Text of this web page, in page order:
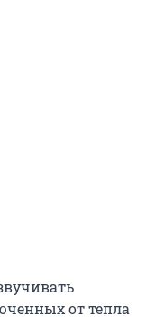
от тепла